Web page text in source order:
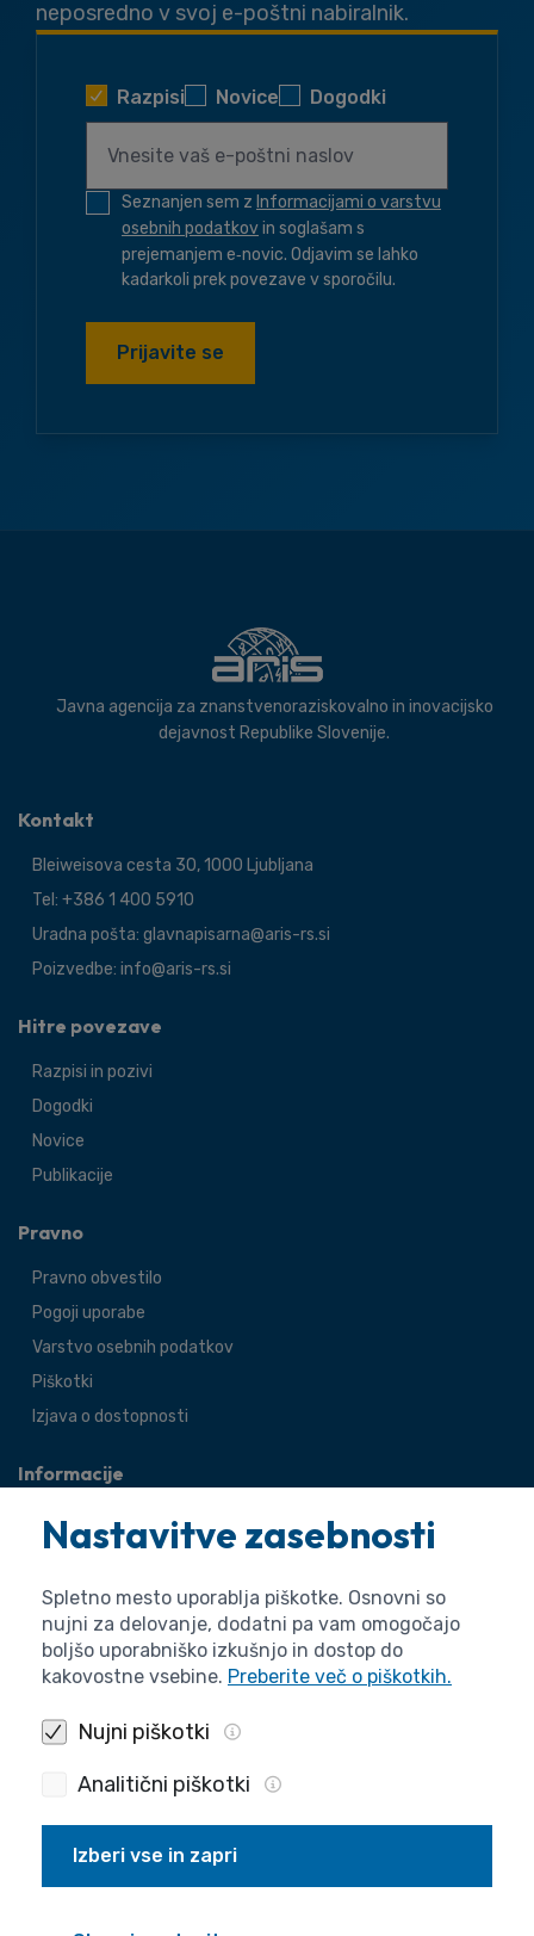
neposredno v svoj e-poštni nabiralnik.
Razpisi Novice Dogodki
Seznanjen sem z Informacijami o varstvu
osebnih podatkovin soglašam s
prejemanjem e‑novic. Odjavim se lahko
kadarkoli prek povezave v sporočilu.
Prijavite se
Javna agencija za znanstvenoraziskovalno in inovacijsko
dejavnost Republike Slovenije.
Kontakt
Bleiweisova cesta 30, 1000 Ljubljana
Tel: +386 1 400 5910
Uradna pošta: glavnapisarna@aris-rs.si
Poizvedbe: info@aris-rs.si
Hitre povezave
Razpisi in pozivi
Dogodki
Novice
Publikacije
Pravno
Pravno obvestilo
Pogoji uporabe
Varstvo osebnih podatkov
Piškotki
Izjava o dostopnosti
Informacije
O agenciji
Splošne zadeve
Pravne zadeve
Nastavitve zasebnosti
Spletno mesto uporablja piškotke. Osnovni so
nujni za delovanje, dodatni pa vam omogočajo
boljšo uporabniško izkušnjo in dostop do
kakovostne vsebine. Preberite več o piškotkih.
Nujni piškotki
Analitični piškotki
Izberi vse in zapri